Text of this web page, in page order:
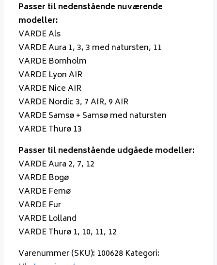
Passer til nedenstående nuværende
modeller:
VARDE Als
VARDE Aura 1, 3, 3 med natursten, 11
VARDE Bornholm
VARDE Lyon AIR
VARDE Nice AIR
VARDE Nordic 3, 7 AIR, 9 AIR
VARDE Samsø + Samsø med natursten
VARDE Thurø 13
Passer til nedenstående udgåede modeller:
VARDE Aura 2, 7, 12
VARDE Bogø
VARDE Femø
VARDE Fur
VARDE Lolland
VARDE Thurø 1, 10, 11, 12
Varenummer (SKU): 100628 Kategori: